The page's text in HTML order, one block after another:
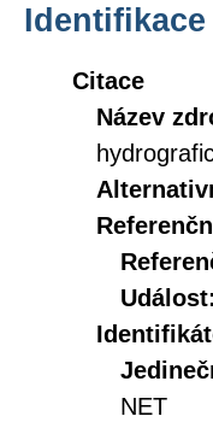
Citace
Název
Událost:
NET